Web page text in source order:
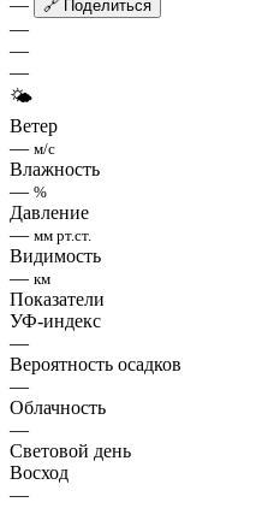
—
🔗 Поделиться
—
—
—
🌤
Ветер
— м/с
Влажность
— %
Давление
— мм рт.ст.
Видимость
— км
Показатели
УФ-индекс
—
Вероятность осадков
—
Облачность
—
Световой день
Восход
—